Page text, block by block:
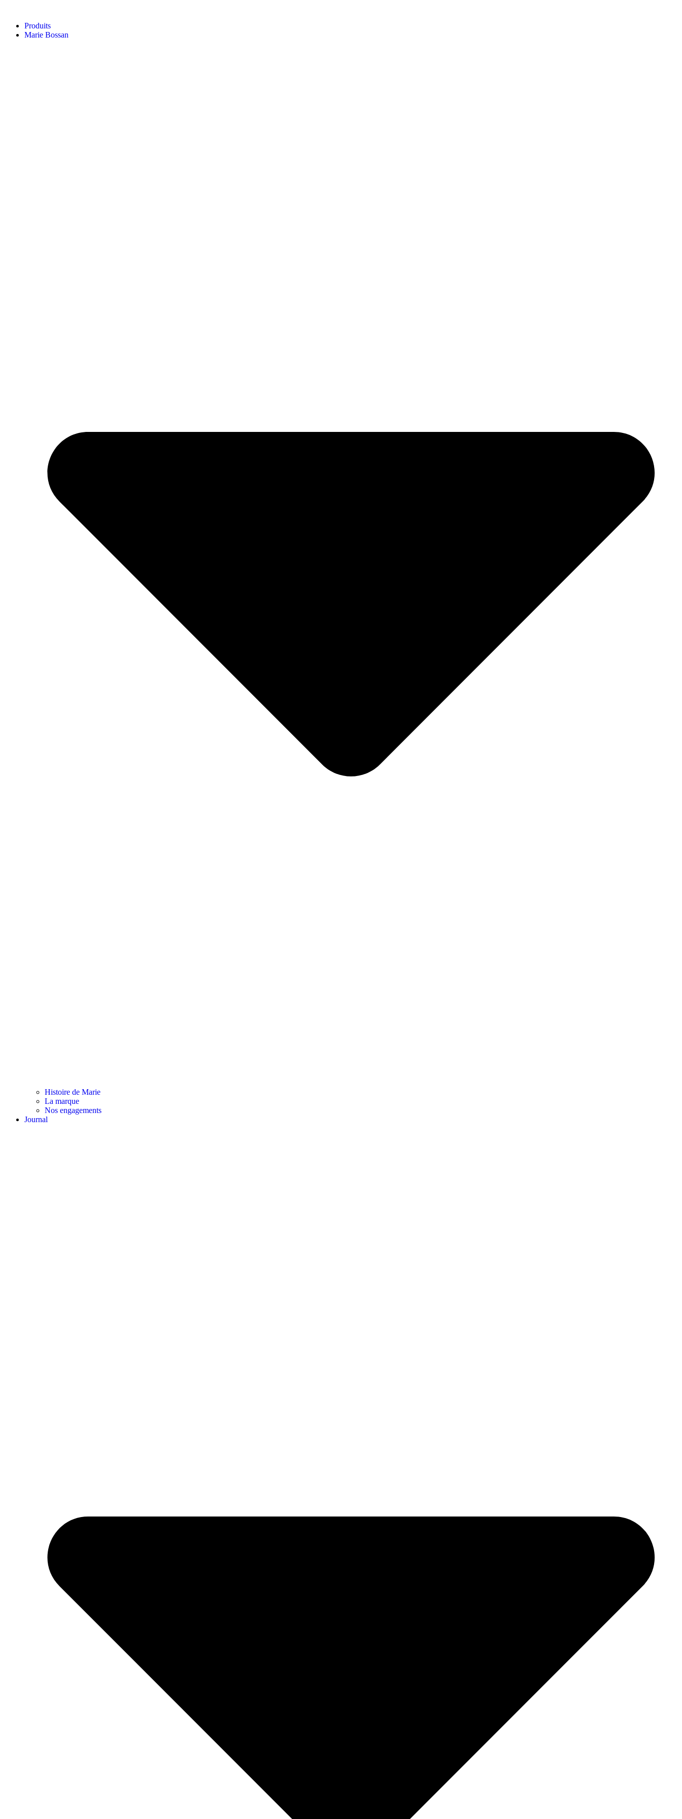
contenuProduits
Marie Bossan
Histoire de Marie
La marque
Nos engagements
Journal